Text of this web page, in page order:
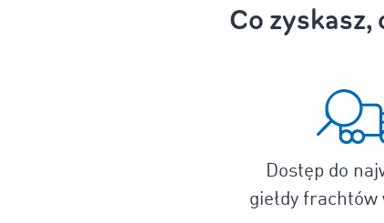
Co
Dostęp do
giełdy frachtów